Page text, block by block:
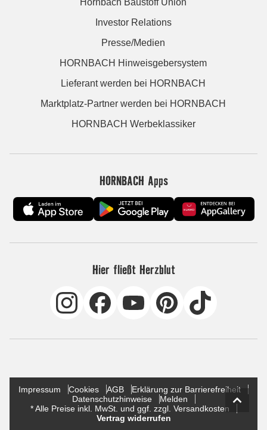
Hornbach Baustoff Union
Investor Relations
Presse/Medien
HORNBACH Hinweisgebersystem
Lieferant werden bei HORNBACH
Marktplatz-Partner werden bei HORNBACH
HORNBACH Werbeklassiker
HORNBACH Apps
Hier fließt Herzblut
Impressum Cookies AGB
Erklärung zur Barrierefreiheit
Datenschutzhinweise
Melden
* Alle Preise inkl. MwSt. und ggf. zzgl. Versandkosten
Vertrag widerrufen